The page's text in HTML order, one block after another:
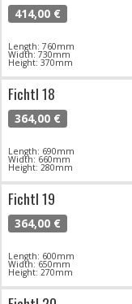
414,00 €
Length: 760mm
Width: 730mm
Height: 370mm
Fichtl 18
364,00 €
Length: 690mm
Width: 660mm
Height: 280mm
Fichtl 19
364,00 €
Length: 600mm
Width: 650mm
Height: 270mm